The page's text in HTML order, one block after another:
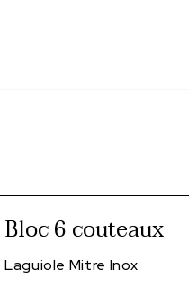
Bloc 6 couteaux
Laguiole Mitre Inox